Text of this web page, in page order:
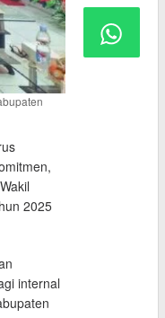
2025
internal